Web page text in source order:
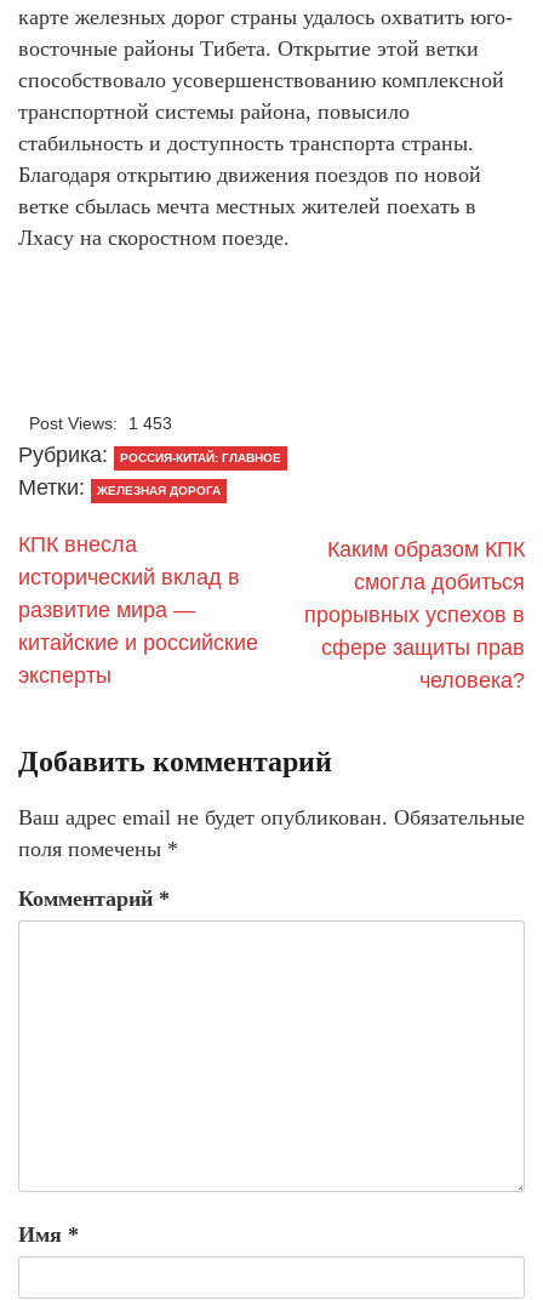
карте железных дорог страны удалось охватить юго-
восточные районы Тибета. Открытие этой ветки
способствовало усовершенствованию комплексной
транспортной системы района, повысило
стабильность и доступность транспорта страны.
Благодаря открытию движения поездов по новой
ветке сбылась мечта местных жителей поехать в
Лхасу на скоростном поезде.
Post Views: 1 453
Рубрика: РОССИЯ-КИТАЙ: ГЛАВНОЕ
Метки: ЖЕЛЕЗНАЯ ДОРОГА
КПК внесла
исторический вклад в
развитие мира —
китайские и российские
эксперты
Каким образом КПК
смогла добиться
прорывных успехов в
сфере защиты прав
человека?
Добавить комментарий
Ваш адрес email не будет опубликован. Обязательные
поля помечены *
Комментарий *
Имя *